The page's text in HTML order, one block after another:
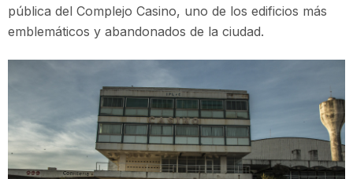
pública del Complejo Casino, uno de los edificios más
emblemáticos y abandonados de la ciudad.